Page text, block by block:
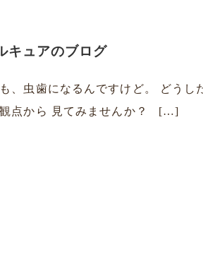
キュアのブログ
、虫歯になるんですけど。 どうし
観点から 見てみませんか？ […]